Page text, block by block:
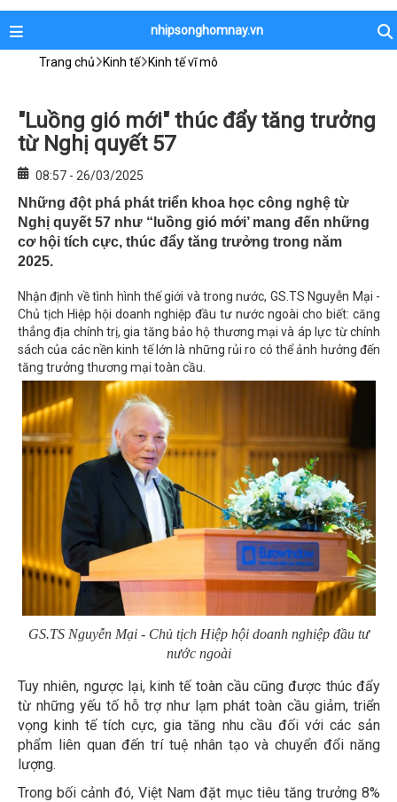
nhipsonghomnay.vn
Trang chủ Kinh tế Kinh tế vĩ mô
"Luồng gió mới" thúc đẩy tăng trưởng
từ Nghị quyết 57
08:57 - 26/03/2025
Những đột phá phát triển khoa học công nghệ từ
Nghị quyết 57 như “luồng gió mới’ mang đến những
cơ hội tích cực, thúc đẩy tăng trưởng trong năm
2025.
Nhận định về tình hình thế giới và trong nước, GS.TS Nguyễn Mại -
Chủ tịch Hiệp hội doanh nghiệp đầu tư nước ngoài cho biết: căng
thẳng địa chính trị, gia tăng bảo hộ thương mại và áp lực từ chính
sách của các nền kinh tế lớn là những rủi ro có thể ảnh hưởng đến
tăng trưởng thương mại toàn cầu.
GS.TS Nguyễn Mại - Chủ tịch Hiệp hội doanh nghiệp đầu tư
nước ngoài
Tuy nhiên, ngược lại, kinh tế toàn cầu cũng được thúc đẩy
từ những yếu tố hỗ trợ như lạm phát toàn cầu giảm, triển
vọng kinh tế tích cực, gia tăng nhu cầu đối với các sản
phẩm liên quan đến trí tuệ nhân tạo và chuyển đổi năng
lượng.
Trong bối cảnh đó, Việt Nam đặt mục tiêu tăng trưởng 8%